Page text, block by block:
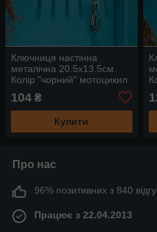
Ключниця настінна
металічна 20.5х13.5см.
Колір "чорний" мотоцикил
104 ₴
Купити
Про нас
96% позитивних з 840
Працює з 22.04.2013